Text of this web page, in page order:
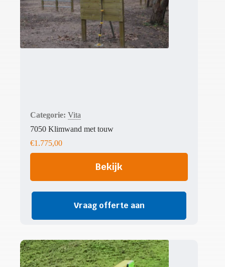
Vita
7050 Klimwand met touw
€1.775,00
Bekijk
Vraag offerte aan